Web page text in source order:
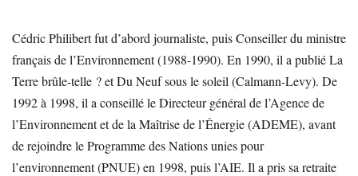
Cédric Philibert fut d’abord journaliste, puis Conseiller du ministre
français de l’Environnement (1988-1990). En 1990, il a publié La
Terre brûle-telle ? et Du Neuf sous le soleil (Calmann-Levy). De
1992 à 1998, il a conseillé le Directeur général de l’Agence de
l’Environnement et de la Maîtrise de l’Énergie (ADEME), avant
de rejoindre le Programme des Nations unies pour
l’environnement (PNUE) en 1998, puis l’AIE. Il a pris sa retraite